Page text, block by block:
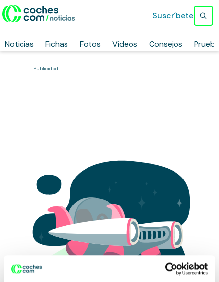
Noticias Fichas Fotos Vídeos Consejos
Suscríbete
Publicidad